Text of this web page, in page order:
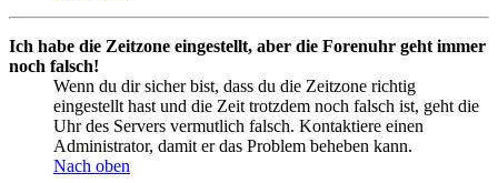
Ich habe die Zeitzone eingestellt, aber die Forenuhr geht immer
noch falsch!
Wenn du dir sicher bist, dass du die Zeitzone richtig
eingestellt hast und die Zeit trotzdem noch falsch ist, geht die
Uhr des Servers vermutlich falsch. Kontaktiere einen
Administrator, damit er das Problem beheben kann.
Nach oben